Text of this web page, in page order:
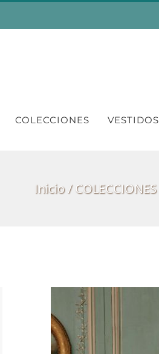
COLECCIONES
Inicio COLECCIONES